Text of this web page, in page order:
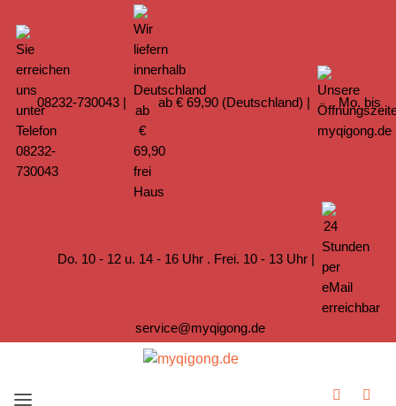
08232-730043| ab € 69,90 (Deutschland) | Mo. bis
Do. 10 - 12 u. 14 - 16 Uhr . Frei. 10 - 13 Uhr |
service@myqigong.de